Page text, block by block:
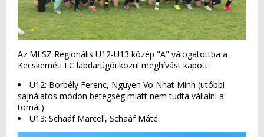
Az MLSZ Regionális U12-U13 közép "A" válogatottba a
Kecskeméti LC labdarúgói közül meghívást kapott:
U12: Borbély Ferenc, Nguyen Vo Nhat Minh (utóbbi
sajnálatos módon betegség miatt nem tudta vállalni a
tornát)
U13: Schaáf Marcell, Schaáf Máté.